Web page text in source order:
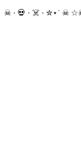
☠ · 💀 · ☠️ · ✮⋆˙